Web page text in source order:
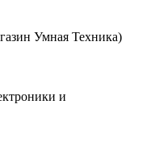
Умная Техника)
и